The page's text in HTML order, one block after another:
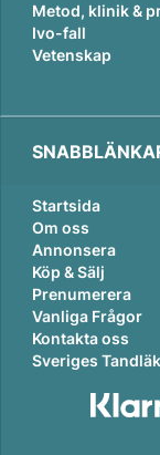
Metod, klinik &
Ivo-fall
Vetenskap
Startsida
Om oss
Annonsera
Köp & Sälj
Prenumerera
Vanliga Frågor
Kontakta oss
Sveriges